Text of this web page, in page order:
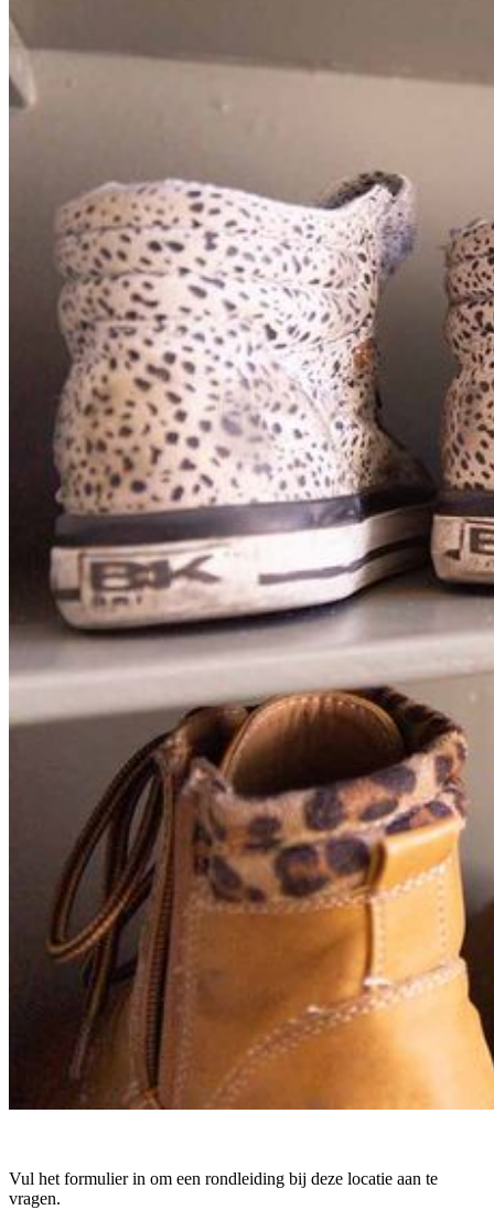
Vul het formulier in om een rondleiding bij deze locatie aan te
vragen.